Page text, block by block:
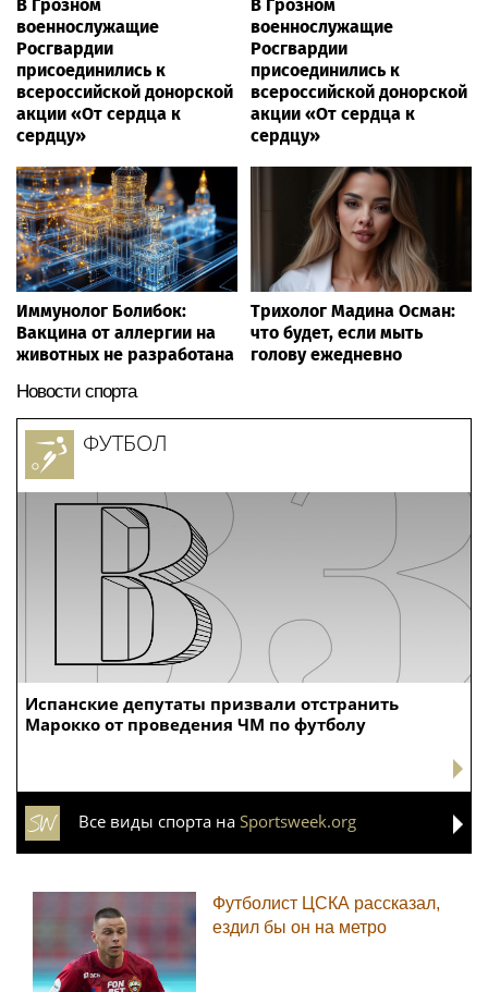
В Грозном
военнослужащие
Росгвардии
присоединились к
всероссийской донорской
акции «От сердца к
сердцу»
В Грозном
военнослужащие
Росгвардии
присоединились к
всероссийской донорской
акции «От сердца к
сердцу»
Иммунолог Болибок:
Вакцина от аллергии на
животных не разработана
Трихолог Мадина Осман:
что будет, если мыть
голову ежедневно
Новости спорта
Испанские депутаты призвали отстранить
Марокко от проведения ЧМ по футболу
ФУТБОЛ
Все виды спорта на Sportsweek.org
Футболист ЦСКА рассказал,
ездил бы он на метро